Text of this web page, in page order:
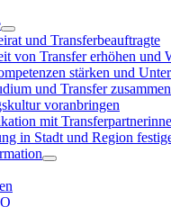
und Transferbeauftragte
von Transfer erhöhen und
stärken und
und Transfer
voranbringen
mit
in Stadt und Region